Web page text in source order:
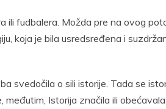
ili fudbalera. Možda pre na ovog
koja je bila usredsređena i
svedočila o sili istorije. Tada se
Istorija značila ili